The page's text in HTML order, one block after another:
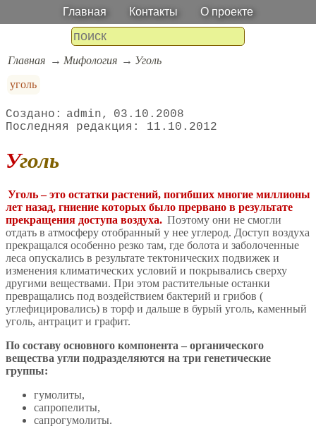
Главная Контакты О проекте
Главная Мифология
Уголь
уголь
admin
03.10.2008
11.10.2012
Уголь
Уголь – это остатки растений, погибших многие миллионы
лет назад, гниение которых было прервано в результате
прекращения доступа воздуха. Поэтому они не смогли
отдать в атмосферу отобранный у нее углерод. Доступ воздуха
прекращался особенно резко там, где болота и заболоченные
леса опускались в результате тектонических подвижек и
изменения климатических условий и покрывались сверху
другими веществами. При этом растительные останки
превращались под воздействием бактерий и грибов (
углефицировались) в торф и дальше в бурый уголь, каменный
уголь, антрацит и графит.
По составу основного компонента – органического
вещества угли подразделяются на три генетические
группы:
гумолиты,
сапропелиты,
сапрогумолиты.